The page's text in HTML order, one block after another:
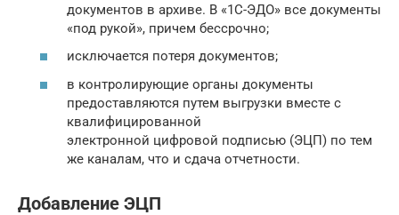
документов в архиве. В «1С-ЭДО» все документы
«под рукой», причем бессрочно;
исключается потеря документов;
в контролирующие органы документы
предоставляются путем выгрузки вместе с
квалифицированной
электронной цифровой подписью (ЭЦП) по тем
же каналам, что и сдача отчетности.
Добавление ЭЦП